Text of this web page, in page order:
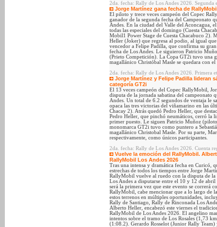
2da. fecha: Rally de Los Andes 2026. Segunda
Jorge Martínez gana fecha de
El piloto y trece veces campeón del Copec
ganador de la segunda fecha del Campeonato
Andes. En la ciudad del Valle del Aconcagua,
todas las especiales del domingo (Cuesta
Mobil1 Power Stage de Cuesta Chacabuco 2).
Heller (Joker) que regresa al podio, al igual
vencedor a Felipe Padilla, que confirma su
fecha de Los Andes. Le siguieron Patricio
(Prieto Competición). La Copa GT2i tuvo una
magallánico Christóbal Masle se quedara con
2da. fecha: Rally de Los Andes 2026. Primera
Jorge Martínez y Felipe Padilla lideran
categoría GT2i
El 13 veces campeón del Copec RallyMobil,
disputa de la jornada sabatina del campeonato
Andes. Un total de 6.2 segundos de ventaja le
opaca las tres victorias del viñamarino en las
Chacay 2). Atrás quedó Pedro Heller, que
Pedro Heller, que pinchó neumáticos, cerró la
primer puesto. Le siguen Patricio Muñoz
monomarca GT2i tuvo como puntero a
magallánico Christobal Masle. Por su parte,
respectivamente, como únicos participantes.
2da. fecha: Rally de Los Andes 2026. Cuenta
Vuelve la emoción del RallyMobil.
RallyMobil Los Andes 2026
Tras una intensa y dramática fecha en Curicó,
estrechas de todos los tiempos entre Jorge
RallyMobil vuelve al ruedo con la disputa de la
Los Andes a disputarse entre el 10 y 12 de
será la primera vez que este evento se correrá
RallyMobil, cabe mencionar que a lo largo de
estos terrenos en múltiples oportunidades,
Rally de Santiago, Rally de Rinconada Los
Alberto Heller, encabezó este viernes el
RallyMobil de Los Andes 2026. El angelino
intentos sobre el tramo de Los Rosales (1,73
(1:08.2). Gerardo Rosselot (Junior Rally